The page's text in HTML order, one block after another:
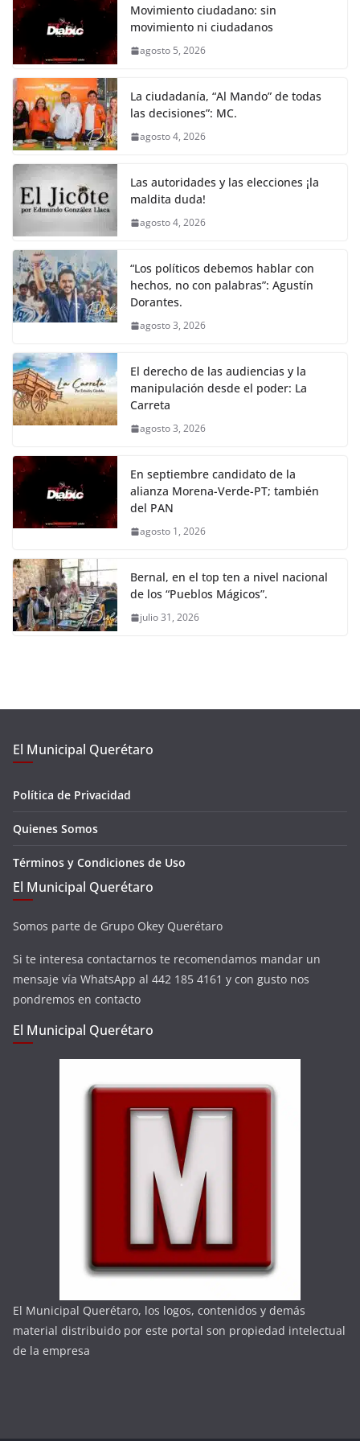
Movimiento ciudadano: sin
movimiento ni ciudadanos
agosto 5, 2026
La ciudadanía, “Al Mando” de todas
las decisiones”: MC.
agosto 4, 2026
Las autoridades y las elecciones ¡la
maldita duda!
agosto 4, 2026
“Los políticos debemos hablar con
hechos, no con palabras”: Agustín
Dorantes.
agosto 3, 2026
El derecho de las audiencias y la
manipulación desde el poder: La
Carreta
agosto 3, 2026
En septiembre candidato de la
alianza Morena-Verde-PT; también
del PAN
agosto 1, 2026
Bernal, en el top ten a nivel nacional
de los “Pueblos Mágicos”.
julio 31, 2026
El Municipal Querétaro
Política de Privacidad
Quienes Somos
Términos y Condiciones de Uso
El Municipal Querétaro
Somos parte de Grupo Okey Querétaro
Si te interesa contactarnos te recomendamos mandar un
mensaje vía WhatsApp al 442 185 4161 y con gusto nos
pondremos en contacto
El Municipal Querétaro
El Municipal Querétaro, los logos, contenidos y demás
material distribuido por este portal son propiedad intelectual
de la empresa